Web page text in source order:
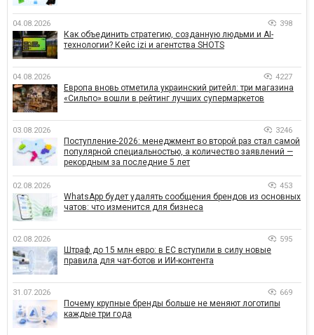
04.08.2026 398
Как объединить стратегию, созданную людьми и AI-
технологии? Кейс izi и агентства SHOTS
04.08.2026 4227
Европа вновь отметила украинский ритейл: три магазина
«Сильпо» вошли в рейтинг лучших супермаркетов
03.08.2026 3246
Поступление-2026: менеджмент во второй раз стал самой
популярной специальностью, а количество заявлений —
рекордным за последние 5 лет
02.08.2026 453
WhatsApp будет удалять сообщения брендов из основных
чатов: что изменится для бизнеса
02.08.2026 595
Штраф до 15 млн евро: в ЕС вступили в силу новые
правила для чат-ботов и ИИ-контента
31.07.2026 669
Почему крупные бренды больше не меняют логотипы
каждые три года